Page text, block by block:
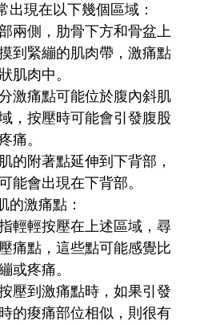
出現在以下幾個區域：
兩側，肋骨下方和骨盆上
到緊繃的肌肉帶，激痛點
肌肉中。
分激痛點可能位於腹內斜肌
，按壓時可能會引發腹股
痛。
的附著點延伸到下背部，
能會出現在下背部。
的激痛點：
指輕輕按壓在上述區域，尋
痛點，這些點可能感覺比
或疼痛。
按壓到激痛點時，如果引發
的痠痛部位相似，則很有